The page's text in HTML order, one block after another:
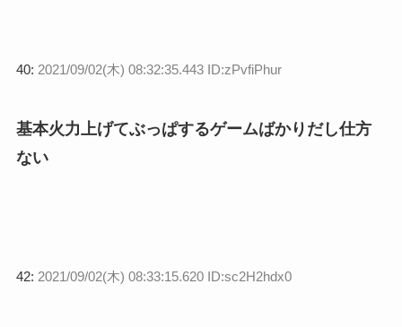
40: 2021/09/02(木) 08:32:35.443 ID:zPvfiPhur
基本火力上げてぶっぱするゲームばかりだし仕方
ない
42: 2021/09/02(木) 08:33:15.620 ID:sc2H2hdx0